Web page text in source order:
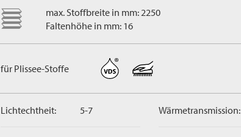
max. Stoffbreite in mm: 2250
Faltenhöhe in mm: 16
für Plissee-Stoffe
Lichtechtheit: 5-7 Wärmetransmission: